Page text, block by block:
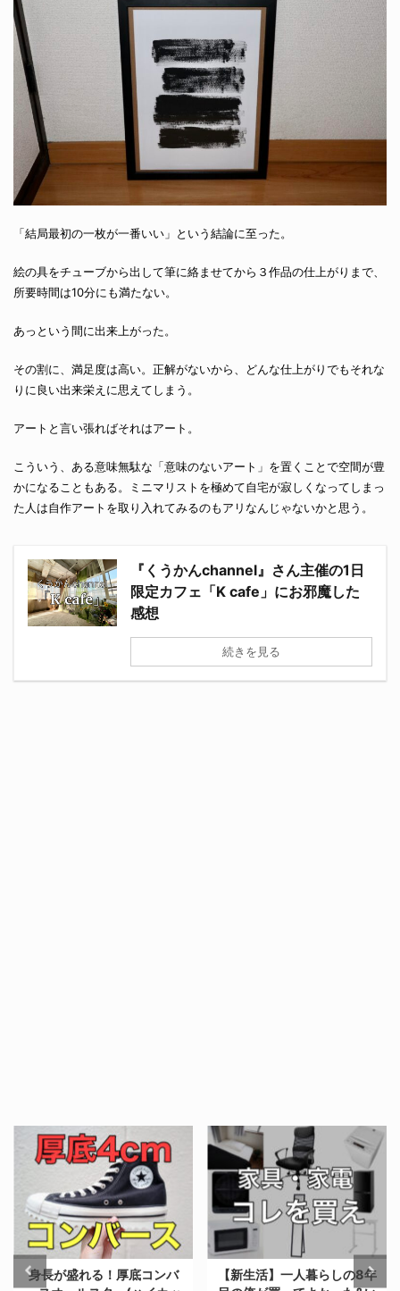
「結局最初の一枚が一番いい」という結論に至った。
絵の具をチューブから出して筆に絡ませてから３作品の仕上がりまで、
所要時間は10分にも満たない。
あっという間に出来上がった。
その割に、満足度は高い。正解がないから、どんな仕上がりでもそれな
りに良い出来栄えに思えてしまう。
アートと言い張ればそれはアート。
こういう、ある意味無駄な「意味のないアート」を置くことで空間が豊
かになることもある。ミニマリストを極めて自宅が寂しくなってしまっ
た人は自作アートを取り入れてみるのもアリなんじゃないかと思う。
『くうかんchannel』さん主催の1日
限定カフェ「K cafe」にお邪魔した
感想
続きを見る
身長が盛れる！厚底コンバ
【新生活】一人暮らしの8年